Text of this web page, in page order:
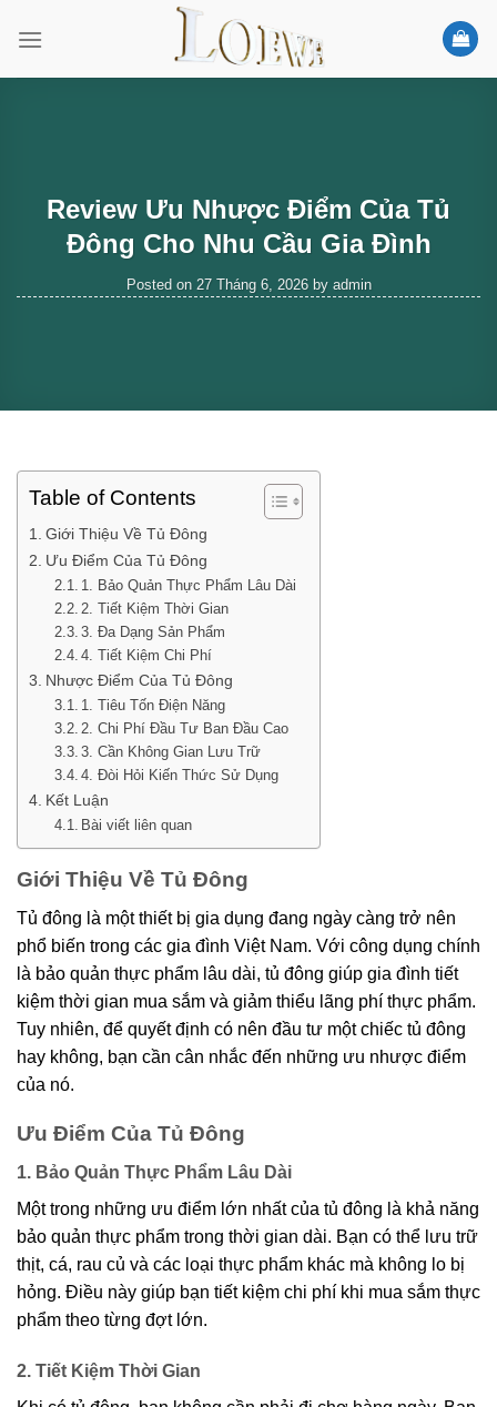
Review Ưu Nhược Điểm Của Tủ
Đông Cho Nhu Cầu Gia Đình
Posted on 27 Tháng 6, 2026by admin
Table of Contents
Giới Thiệu Về Tủ Đông
Ưu Điểm Của Tủ Đông
1. Bảo Quản Thực Phẩm Lâu Dài
2. Tiết Kiệm Thời Gian
3. Đa Dạng Sản Phẩm
4. Tiết Kiệm Chi Phí
Nhược Điểm Của Tủ Đông
1. Tiêu Tốn Điện Năng
2. Chi Phí Đầu Tư Ban Đầu Cao
3. Cần Không Gian Lưu Trữ
4. Đòi Hỏi Kiến Thức Sử Dụng
Kết Luận
Bài viết liên quan
Giới Thiệu Về Tủ Đông
Tủ đông là một thiết bị gia dụng đang ngày càng trở nên
phổ biến trong các gia đình Việt Nam. Với công dụng chính
là bảo quản thực phẩm lâu dài, tủ đông giúp gia đình tiết
kiệm thời gian mua sắm và giảm thiểu lãng phí thực phẩm.
Tuy nhiên, để quyết định có nên đầu tư một chiếc tủ đông
hay không, bạn cần cân nhắc đến những ưu nhược điểm
của nó.
Ưu Điểm Của Tủ Đông
1. Bảo Quản Thực Phẩm Lâu Dài
Một trong những ưu điểm lớn nhất của tủ đông là khả năng
bảo quản thực phẩm trong thời gian dài. Bạn có thể lưu trữ
thịt, cá, rau củ và các loại thực phẩm khác mà không lo bị
hỏng. Điều này giúp bạn tiết kiệm chi phí khi mua sắm thực
phẩm theo từng đợt lớn.
2. Tiết Kiệm Thời Gian